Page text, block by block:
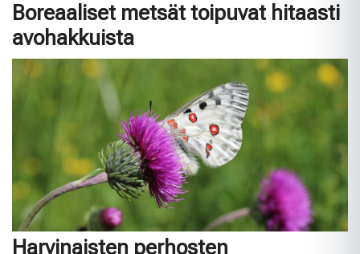
Boreaaliset metsät toipuvat hitaasti
avohakkuista
Harvinaisten perhosten